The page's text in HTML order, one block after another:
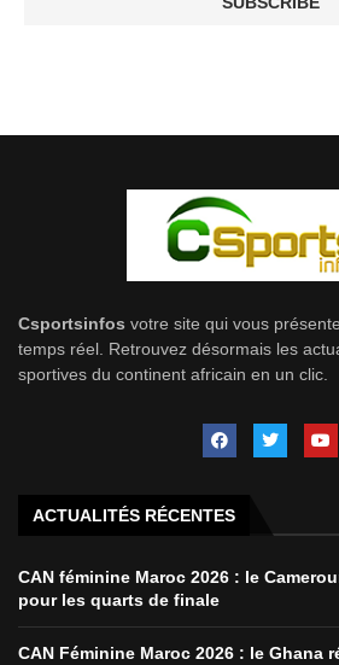
Csportsinfos votre site qui vous
temps réel. Retrouvez désormais les
sportives du continent africain en un clic.
ACTUALITÉS RÉCENTES
CAN féminine Maroc 2026 : le
pour les quarts de finale
CAN Féminine Maroc 2026 : le Ghana